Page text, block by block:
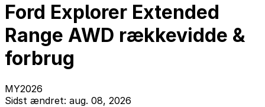
Ford Explorer Extended
Range AWD rækkevidde &
forbrug
MY2026
Sidst ændret: aug. 08, 2026